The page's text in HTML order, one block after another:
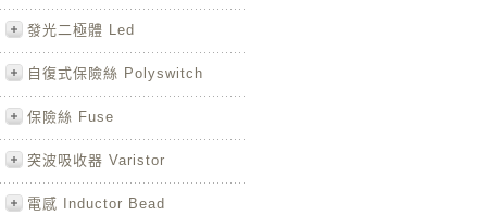
發光二極體 Led
自復式保險絲 Polyswitch
保險絲 Fuse
突波吸收器 Varistor
電感 Inductor Bead